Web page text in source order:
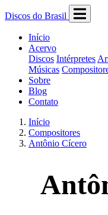
Discos do Brasil
Início
Acervo
Discos Intérpretes
Músicas
Sobre
Blog
Contato
Início
Compositores
Antônio Cícero